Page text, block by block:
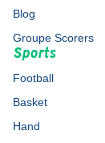
Blog
Groupe Scorers
Sports
Football
Basket
Hand